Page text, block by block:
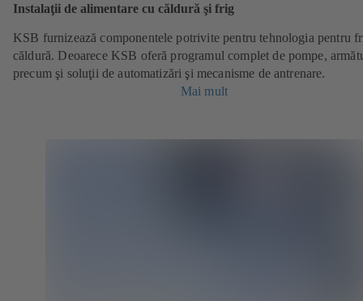
Instalaţii de alimentare cu căldură şi frig
KSB furnizează componentele potrivite pentru tehnologia pentru
căldură. Deoarece KSB oferă programul complet de pompe,
precum şi soluţii de automatizări şi mecanisme de antrenare.
Mai mult